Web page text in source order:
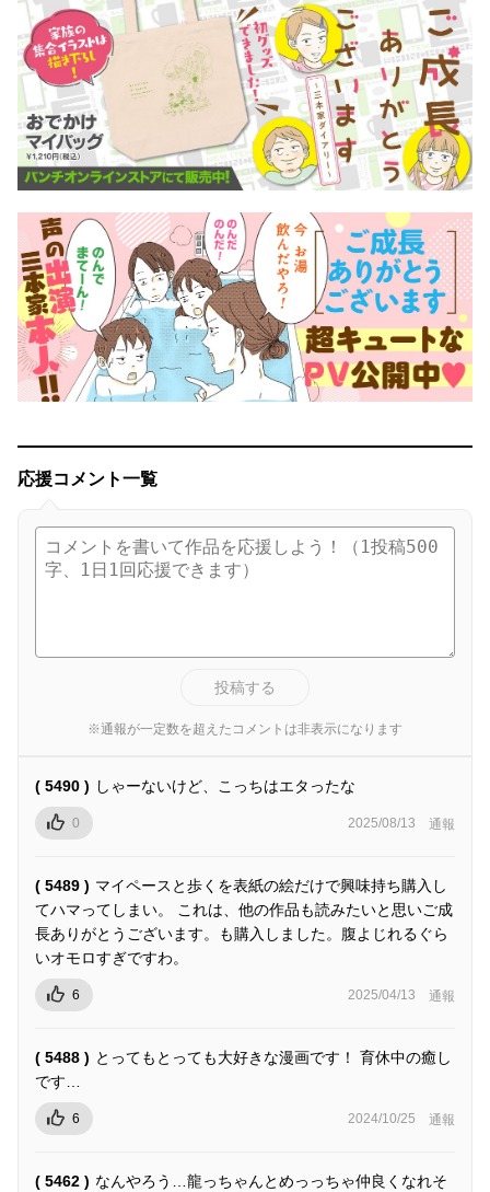
応援コメント一覧
投稿する
※通報が一定数を超えたコメントは非表示になります
( 5490 ) しゃーないけど、こっちはエタったな
0 2025/08/13 通報
( 5489 ) マイペースと歩くを表紙の絵だけで興味持ち購入し
てハマってしまい。 これは、他の作品も読みたいと思いご成
長ありがとうございます。も購入しました。腹よじれるぐら
いオモロすぎですわ。
6 2025/04/13 通報
( 5488 ) とってもとっても大好きな漫画です！ 育休中の癒し
です…
6 2024/10/25 通報
( 5462 ) なんやろう…龍っちゃんとめっっちゃ仲良くなれそ